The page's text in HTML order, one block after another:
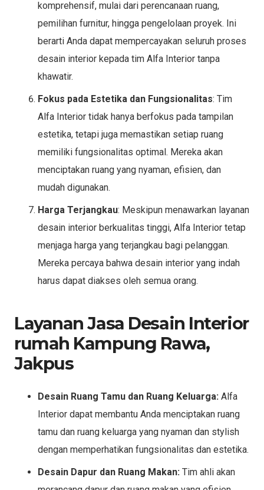
komprehensif, mulai dari perencanaan ruang,
pemilihan furnitur, hingga pengelolaan proyek. Ini
berarti Anda dapat mempercayakan seluruh proses
desain interior kepada tim Alfa Interior tanpa
khawatir.
Fokus pada Estetika dan Fungsionalitas: Tim
Alfa Interior tidak hanya berfokus pada tampilan
estetika, tetapi juga memastikan setiap ruang
memiliki fungsionalitas optimal. Mereka akan
menciptakan ruang yang nyaman, efisien, dan
mudah digunakan.
Harga Terjangkau: Meskipun menawarkan layanan
desain interior berkualitas tinggi, Alfa Interior tetap
menjaga harga yang terjangkau bagi pelanggan.
Mereka percaya bahwa desain interior yang indah
harus dapat diakses oleh semua orang.
Layanan Jasa Desain Interior
rumah Kampung Rawa,
Jakpus
Desain Ruang Tamu dan Ruang Keluarga: Alfa
Interior dapat membantu Anda menciptakan ruang
tamu dan ruang keluarga yang nyaman dan stylish
dengan memperhatikan fungsionalitas dan estetika.
Desain Dapur dan Ruang Makan: Tim ahli akan